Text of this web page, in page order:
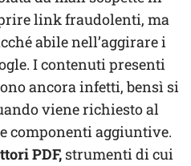
link fraudolenti, ma
abile nell’aggirare i
I contenuti presenti
ancora infetti, bensì si
viene richiesto al
componenti aggiuntive.
PDF, strumenti di cui